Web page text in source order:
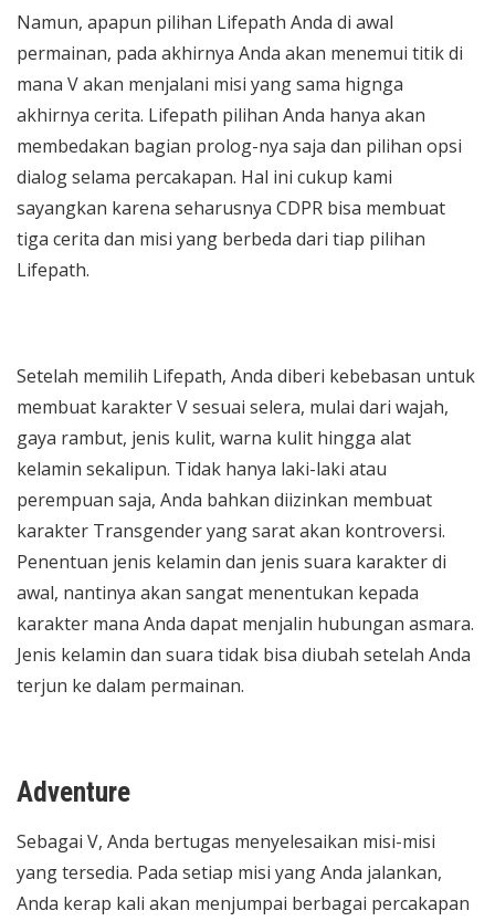
Namun, apapun pilihan Lifepath Anda di awal
permainan, pada akhirnya Anda akan menemui titik di
mana V akan menjalani misi yang sama hignga
akhirnya cerita. Lifepath pilihan Anda hanya akan
membedakan bagian prolog-nya saja dan pilihan opsi
dialog selama percakapan. Hal ini cukup kami
sayangkan karena seharusnya CDPR bisa membuat
tiga cerita dan misi yang berbeda dari tiap pilihan
Lifepath.
Setelah memilih Lifepath, Anda diberi kebebasan untuk
membuat karakter V sesuai selera, mulai dari wajah,
gaya rambut, jenis kulit, warna kulit hingga alat
kelamin sekalipun. Tidak hanya laki-laki atau
perempuan saja, Anda bahkan diizinkan membuat
karakter Transgender yang sarat akan kontroversi.
Penentuan jenis kelamin dan jenis suara karakter di
awal, nantinya akan sangat menentukan kepada
karakter mana Anda dapat menjalin hubungan asmara.
Jenis kelamin dan suara tidak bisa diubah setelah Anda
terjun ke dalam permainan.
Adventure
Sebagai V, Anda bertugas menyelesaikan misi-misi
yang tersedia. Pada setiap misi yang Anda jalankan,
Anda kerap kali akan menjumpai berbagai percakapan